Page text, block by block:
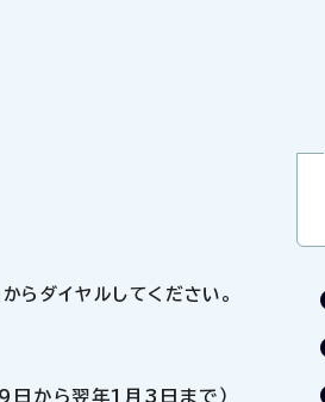
ダイヤルしてください。
日から翌年1月3日まで）